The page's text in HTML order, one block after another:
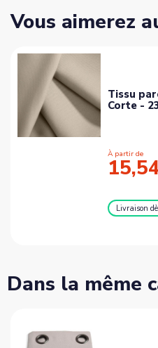
Vous aimerez
Tissu
Corte -
À partir de
Livraison
Dans la même